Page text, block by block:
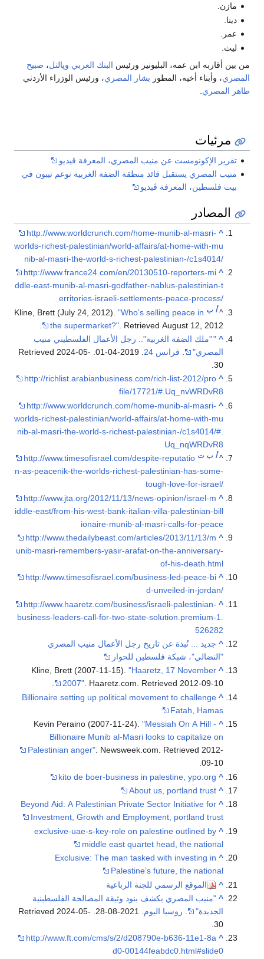
مازن.
دينا.
عمر.
ليث.
من بين أقاربه ابن عمه، البليونير ورئيس البنك العربي وپالتل، صبيح
المصري، وأبناء أخيه، المطور بشار المصري، ورئيس الوزراء الأردني
طاهر المصري
مرئيات
تقرير الإكونومست عن منيب المصري، المعرفة ڤيديو
منيب المصري يستقبل قائد منطقة الضفة الغربية نوعم تيبون في
بيت فلسطين، المعرفة ڤيديو
المصادر
^
http://www.worldcrunch.com/home-munib-al-masri-
worlds-richest-palestinian/world-affairs/at-home-with-mu
nib-al-masri-the-world-s-richest-palestinian-/c1s4014/
^
http://www.france24.com/en/20130510-reporters-mi
ddle-east-munib-al-masri-godfather-nablus-palestinian-t
erritories-israeli-settlements-peace-process/
^أ ب Kline, Brett (July 24, 2012)."Who's selling peace in
the supermarket?" . RetrievedAugust 12, 2012
^
""ملك الضفة الغربية".. رجل الأعمال الفلسطيني منيب
المصري"
فرانس 24 . Retrieved
2024-05-
30
.
^
http://richlist.arabianbusiness.com/rich-list-2012/pro
file/17721/#.Uq_nvWRDvR8
^
http://www.worldcrunch.com/home-munib-al-masri-
worlds-richest-palestinian/world-affairs/at-home-with-mu
nib-al-masri-the-world-s-richest-palestinian-/c1s4014/#.
Uq_nqWRDvR8
^أ ب ت http://www.timesofisrael.com/despite-reputatio
n-as-peacenik-the-worlds-richest-palestinian-has-some-
tough-love-for-israel/
^
http://www.jta.org/2012/11/13/news-opinion/israel-m
iddle-east/from-his-west-bank-italian-villa-palestinian-bill
ionaire-munib-al-masri-calls-for-peace
^
http://www.thedailybeast.com/articles/2013/11/13/m
unib-masri-remembers-yasir-arafat-on-the-anniversary-
of-his-death.html
^
http://www.timesofisrael.com/business-led-peace-bi
d-unveiled-in-jordan/
^
http://www.haaretz.com/business/israeli-palestinian-
business-leaders-call-for-two-state-solution.premium-1.
526282
^ جديد ... نُبذة عن تاريخ رجل الأعمال منيب المصري
"النضالي"، شبكة فلسطين للحوار
^
Kline, Brett (2007-11-15)."Haaretz, 17 November
2007". Haaretz.com. Retrieved2012-09-10
.
^
Billionaire setting up political movement to challenge
Fatah, Hamas
^
Kevin Peraino (2007-11-24)."Messiah On A Hill -
Billionaire Munib al-Masri looks to capitalize on
Palestinian anger". Newsweek.com. Retrieved2012-
09-10
.
^
kito de boer-business in palestine, ypo.org
^
About us, portland trust
^
Beyond Aid: A Palestinian Private Sector Initiative for
Investment, Growth and Employment, portland trust
^
exclusive-uae-s-key-role on palestine outlined by
middle east quartet head, the national
^
Exclusive: The man tasked with investing in
Palestine’s future, the national
^
الموقع الرسمي للجنة الرباعية
^ "منيب المصري يكشف بنود وثيقة المصالحة الفلسطينية
الجديدة"
روسيا اليوم
2024-05-
30
.
^
http://www.ft.com/cms/s/2/d208790e-b636-11e1-8a
d0-00144feabdc0.html#slide0